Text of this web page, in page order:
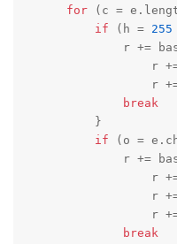
for (c =
if (h = 255
r +=
r
r
break
        }
if (o =
r +=
r
r
r
break